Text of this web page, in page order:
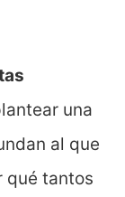
una
al que
qué tantos